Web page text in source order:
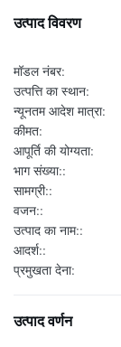
उत्पाद विवरण
मॉडल नंबर:
उत्पत्ति का स्थान:
न्यूनतम आदेश मात्रा:
कीमत:
आपूर्ति की योग्यता:
भाग संख्या::
सामग्री::
वजन::
उत्पाद का नाम::
आदर्श::
प्रमुखता देना:
उत्पाद वर्णन